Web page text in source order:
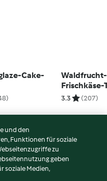
Cake-
Waldfrucht-
Frischkäse-
3.3 (207)
und den
Funktionen für soziale
zu
geben
soziale Medien,